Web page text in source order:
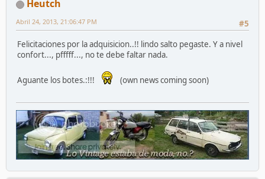
Heutch
#5
Abril 24, 2013, 21:06:47 PM
Felicitaciones por la adquisicion..!! lindo salto pegaste. Y a nivel
confort..., pfffff..., no te debe faltar nada.
Aguante los botes.:!!! (own news coming soon)